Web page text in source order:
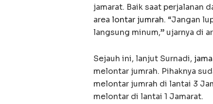
jamarat. Baik saat perjalanan
area lontar jumrah. “Jangan
langsung minum,” ujarnya di
Sejauh ini, lanjut Surnadi,
melontar jumrah. Pihaknya
melontar jumrah di lantai 3
melontar di lantai 1 Jamarat.